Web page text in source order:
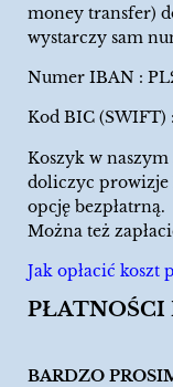
money transfer)
wystarczy sam
Numer IBAN :
Kod BIC (SWIFT)
Koszyk w naszym
doliczyc prowizje
opcję bezpłatrną.
Można też
Jak opłacić koszt
PŁATNOŚCI
BARDZO